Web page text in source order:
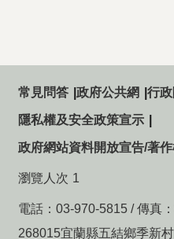
常見問答 政府公共網 行
隱私權及安全政策宣示
政府網站資料開放宣告/著
瀏覽人次 1
電話：03-970-5815 / 傳真
268015宜蘭縣五結鄉季新